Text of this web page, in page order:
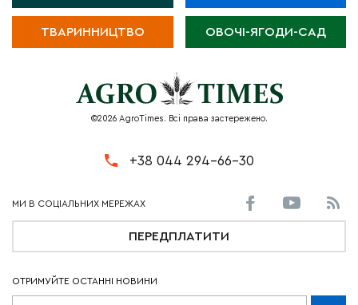
ТВАРИННИЦТВО ОВОЧІ-ЯГОДИ-САД
©2026 AgroTimes. Всі права застережено.
+38 044 294-66-30
ПЕРЕДПЛАТИТИ
ОТРИМУЙТЕ ОСТАННІ НОВИНИ